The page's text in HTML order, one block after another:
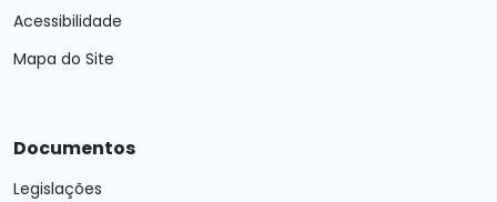
Acessibilidade
Mapa do Site
Documentos
Legislações